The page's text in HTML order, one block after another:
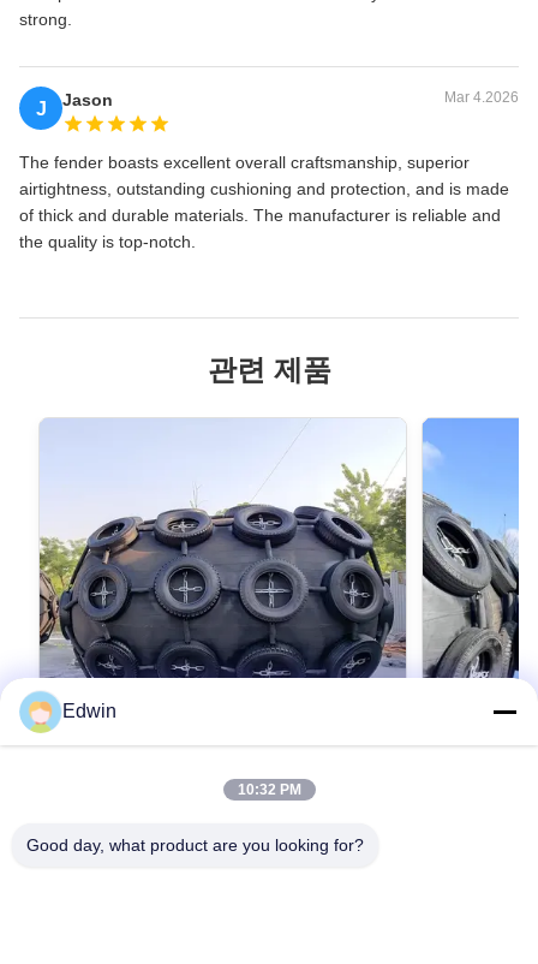
strong.
J Jason Mar 4.2026
The fender boasts excellent overall craftsmanship, superior
airtightness, outstanding cushioning and protection, and is made
of thick and durable materials. The manufacturer is reliable and
the quality is top-notch.
관련 제품
능의 요코하마 펜더, 향상된 내충격성
Edwin
10:32 PM
Good day, what product are you looking for?